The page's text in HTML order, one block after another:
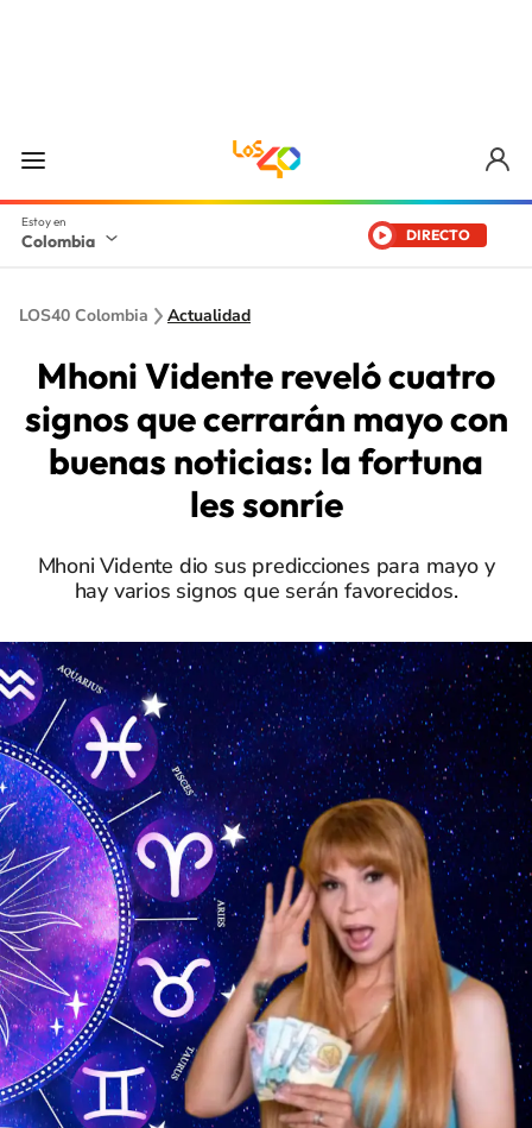
Colombia DIRECTO
LOS40 Colombia Actualidad
Mhoni Vidente reveló cuatro
signos que cerrarán mayo con
buenas noticias: la fortuna
les sonríe
Mhoni Vidente dio sus predicciones para mayo y
hay varios signos que serán favorecidos.